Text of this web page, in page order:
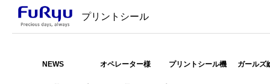
プリントシール
NEWS オペレーター様 プリントシール機 ガールズ